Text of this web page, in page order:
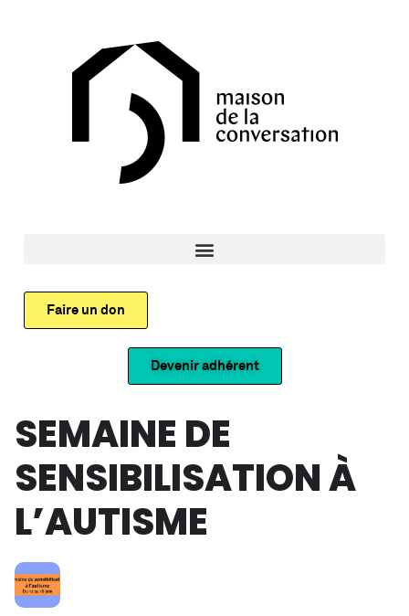
Faire un don
Devenir adhérent
SEMAINE DE
SENSIBILISATION À
L’AUTISME